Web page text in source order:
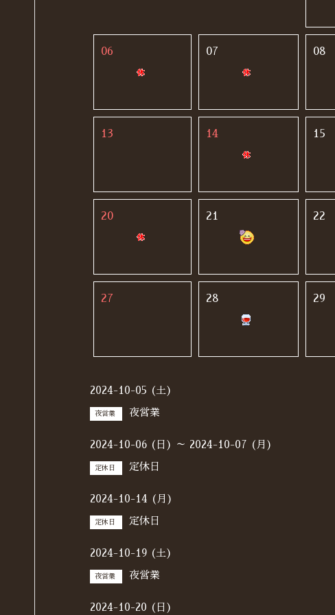
06 07 08
13 14 15
20 21 22
27 28 29
2024-10-05 (土)
夜営業 夜営業
2024-10-06 (日) ～ 2024-10-07 (月)
定休日 定休日
2024-10-14 (月)
定休日 定休日
2024-10-19 (土)
夜営業 夜営業
2024-10-20 (日)